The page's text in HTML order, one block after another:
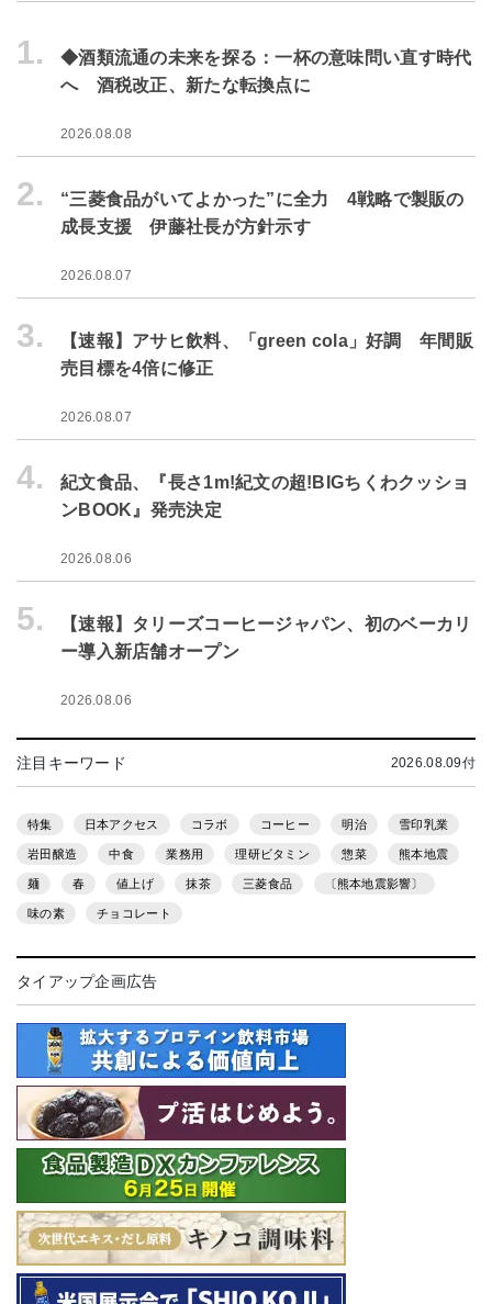
1.
◆酒類流通の未来を探る：一杯の意味問い直す時代
へ 酒税改正、新たな転換点に
2026.08.08
2.
“三菱食品がいてよかった”に全力 4戦略で製販の
成長支援 伊藤社長が方針示す
2026.08.07
3.
【速報】アサヒ飲料、「green cola」好調 年間販
売目標を4倍に修正
2026.08.07
4.
紀文食品、『長さ1m!紀文の超!BIGちくわクッショ
ンBOOK』発売決定
2026.08.06
5.
【速報】タリーズコーヒージャパン、初のベーカリ
ー導入新店舗オープン
2026.08.06
注目キーワード 2026.08.09付
特集 日本アクセス コラボ コーヒー 明治 雪印乳業
岩田醸造 中食 業務用 理研ビタミン 惣菜 熊本地震
麺 春 値上げ 抹茶 三菱食品 〔熊本地震影響〕
味の素 チョコレート
タイアップ企画広告